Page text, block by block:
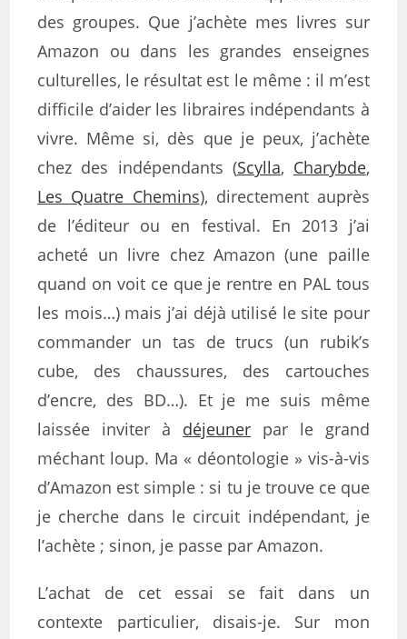
des groupes. Que j’achète mes livres sur
Amazon ou dans les grandes enseignes
culturelles, le résultat est le même : il m’est
difficile d’aider les libraires indépendants à
vivre. Même si, dès que je peux, j’achète
chez des indépendants (Scylla, Charybde,
Les Quatre Chemins), directement auprès
de l’éditeur ou en festival. En 2013 j’ai
acheté un livre chez Amazon (une paille
quand on voit ce que je rentre en PAL tous
les mois…) mais j’ai déjà utilisé le site pour
commander un tas de trucs (un rubik’s
cube, des chaussures, des cartouches
d’encre, des BD…). Et je me suis même
laissée inviter à déjeuner par le grand
méchant loup. Ma « déontologie » vis-à-vis
d’Amazon est simple : si tu je trouve ce que
je cherche dans le circuit indépendant, je
l’achète ; sinon, je passe par Amazon.
L’achat de cet essai se fait dans un
contexte particulier, disais-je. Sur mon